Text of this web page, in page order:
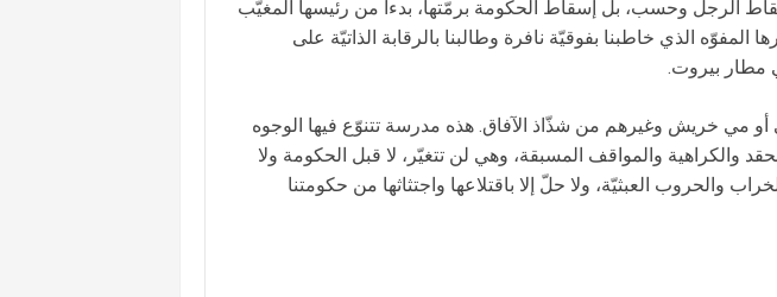
الرجل وحسب، بل إسقاط الحكومة برمّتها، بدءاً من رئيسها المغيّب
الذي خاطبنا بفوقيّة نافرة وطالبنا بالرقابة الذاتيّة على
مطار بيروت.
مي خريش وغيرهم من شذّاذ الآفاق. هذه مدرسة تتنوّع فيها الوجوه
والكراهية والمواقف المسبقة، وهي لن تتغيّر، لا قبل الحكومة ولا
والحروب العبثيّة، ولا حلّ إلا باقتلاعها واجتثاثها من حكومتنا